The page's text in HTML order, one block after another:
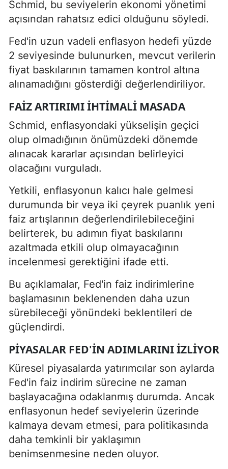
Schmid, bu seviyelerin ekonomi yönetimi
açısından rahatsız edici olduğunu söyledi.
Fed'in uzun vadeli enflasyon hedefi yüzde
2 seviyesinde bulunurken, mevcut verilerin
fiyat baskılarının tamamen kontrol altına
alınamadığını gösterdiği değerlendiriliyor.
FAIZ ARTIRIMI IHTIMALI MASADA
Schmid, enflasyondaki yükselişin geçici
olup olmadığının önümüzdeki dönemde
alınacak kararlar açısından belirleyici
olacağını vurguladı.
Yetkili, enflasyonun kalıcı hale gelmesi
durumunda bir veya iki çeyrek puanlık yeni
faiz artışlarının değerlendirilebileceğini
belirterek, bu adımın fiyat baskılarını
azaltmada etkili olup olmayacağının
incelenmesi gerektiğini ifade etti.
Bu açıklamalar, Fed'in faiz indirimlerine
başlamasının beklenenden daha uzun
sürebileceği yönündeki beklentileri de
güçlendirdi.
PIYASALAR FED'IN ADIMLARINI IZLIYOR
Küresel piyasalarda yatırımcılar son aylarda
Fed'in faiz indirim sürecine ne zaman
başlayacağına odaklanmış durumda. Ancak
enflasyonun hedef seviyelerin üzerinde
kalmaya devam etmesi, para politikasında
daha temkinli bir yaklaşımın
benimsenmesine neden oluyor.